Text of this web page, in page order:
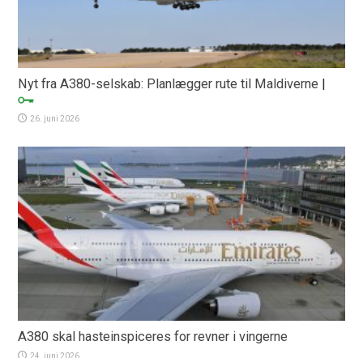
Nyt fra A380-selskab: Planlægger rute til Maldiverne |
26. juni 2026
A380 skal hasteinspiceres for revner i vingerne
24. juni 2026